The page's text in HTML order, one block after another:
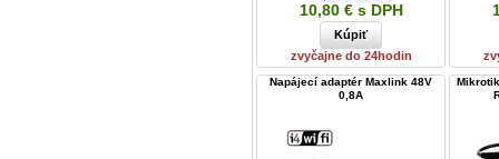
10,80 € s DPH
zvyčajne do 24hodin
Napájecí adaptér Maxlink 48V
0,8A